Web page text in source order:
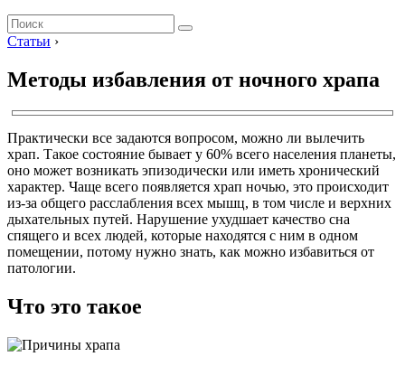
Статьи ›
Методы избавления от ночного храпа
Практически все задаются вопросом, можно ли вылечить
храп. Такое состояние бывает у 60% всего населения планеты,
оно может возникать эпизодически или иметь хронический
характер. Чаще всего появляется храп ночью, это происходит
из-за общего расслабления всех мышц, в том числе и верхних
дыхательных путей. Нарушение ухудшает качество сна
спящего и всех людей, которые находятся с ним в одном
помещении, потому нужно знать, как можно избавиться от
патологии.
Что это такое